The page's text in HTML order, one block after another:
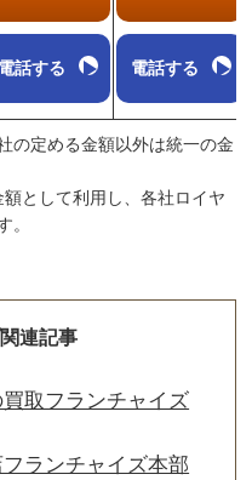
電話する 電話する
の定める金額以外は統一の金
として利用し、各社ロイヤ
。
連記事
取フランチャイズ
ランチャイズ本部